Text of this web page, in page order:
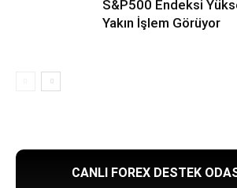
S&P500 Endeksi
Yakın İşlem Görüyor
CANLI FOREX DESTEK